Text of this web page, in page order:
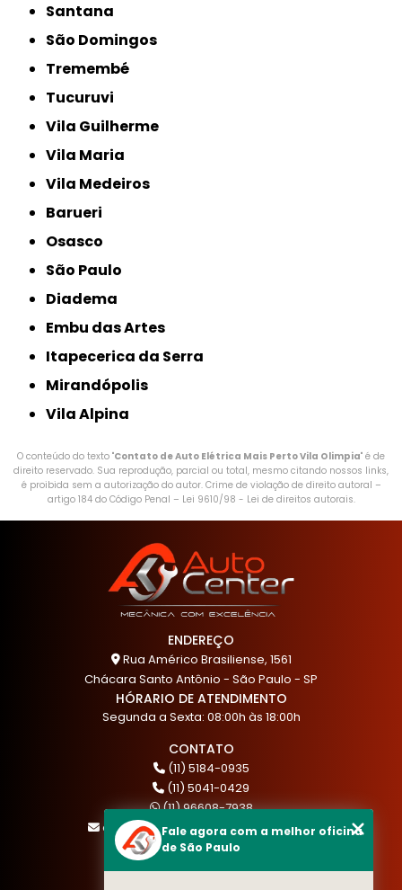
Santana
São Domingos
Tremembé
Tucuruvi
Vila Guilherme
Vila Maria
Vila Medeiros
Barueri
Osasco
São Paulo
Diadema
Embu das Artes
Itapecerica da Serra
Mirandópolis
Vila Alpina
O conteúdo do texto "Contato de Auto Elétrica Mais Perto Vila Olimpia" é de
direito reservado. Sua reprodução, parcial ou total, mesmo citando nossos links,
é proibida sem a autorização do autor. Crime de violação de direito autoral –
artigo 184 do Código Penal – Lei 9610/98 - Lei de direitos autorais.
ENDEREÇO
Rua Américo Brasiliense, 1561
Chácara Santo Antônio - São Paulo - SP
HÓRARIO DE ATENDIMENTO
Segunda a Sexta: 08:00h às 18:00h
CONTATO
(11) 5184-0935
(11) 5041-0429
(11) 96608-7938
atendimento@akautocenter.com.br
Fale agora com a melhor oficina
de São Paulo